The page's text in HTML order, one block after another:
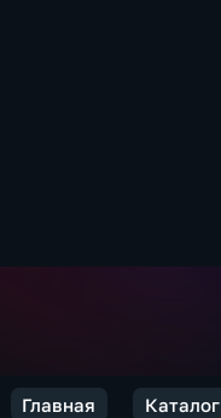
Главная Каталог